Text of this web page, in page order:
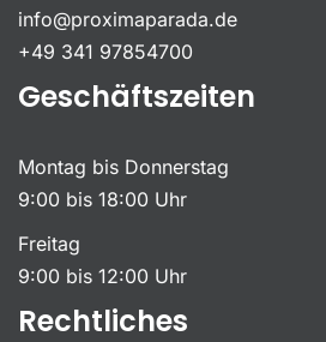
info@proximaparada.de
+49 341 97854700
Geschäftszeiten
Montag bis Donnerstag
9:00 bis 18:00 Uhr
Freitag
9:00 bis 12:00 Uhr
Rechtliches